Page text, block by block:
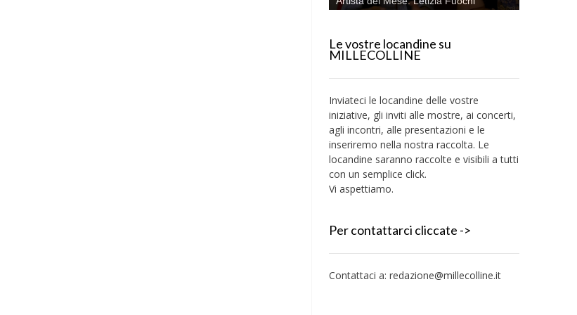
Le vostre locandine su
MILLECOLLINE
Inviateci le locandine delle vostre
iniziative, gli inviti alle mostre, ai concerti,
agli incontri, alle presentazioni e le
inseriremo nella nostra raccolta. Le
locandine saranno raccolte e visibili a tutti
con un semplice click.
Vi aspettiamo.
Per contattarci cliccate ->
Contattaci a: redazione@millecolline.it